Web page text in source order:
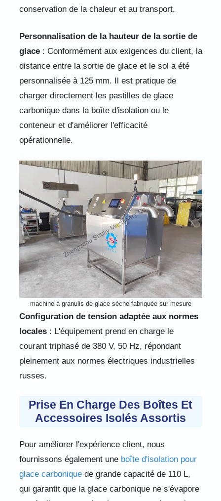
conservation de la chaleur et au transport.
Personnalisation de la hauteur de la sortie de
glace: Conformément aux exigences du client, la
distance entre la sortie de glace et le sol a été
personnalisée à 125 mm. Il est pratique de
charger directement les pastilles de glace
carbonique dans la boîte d'isolation ou le
conteneur et d'améliorer l'efficacité
opérationnelle.
machine à granulis de glace sèche fabriquée sur mesure
Configuration de tension adaptée aux normes
locales: L'équipement prend en charge le
courant triphasé de 380 V, 50 Hz, répondant
pleinement aux normes électriques industrielles
russes.
Prise En Charge Des Boîtes Et
Accessoires Isolés Assortis
Pour améliorer l'expérience client, nous
fournissons également une boîte d'isolation pour
glace carboniquede grande capacité de 110 L,
qui garantit que la glace carbonique ne s'évapore